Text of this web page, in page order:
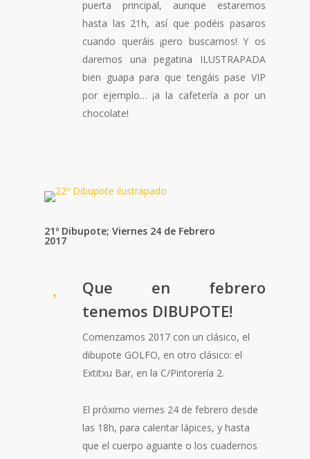
puerta principal, aunque estaremos
hasta las 21h, así que podéis pasaros
cuando queráis ¡pero buscarnos! Y os
daremos una pegatina ILUSTRAPADA
bien guapa para que tengáis pase VIP
por ejemplo… ¡a la cafetería a por un
chocolate!
21º Dibupote; Viernes 24 de Febrero
2017
Que en febrero
tenemos DIBUPOTE!
Comenzamos 2017 con un clásico, el
dibupote GOLFO, en otro clásico: el
Extitxu Bar, en la C/Pintorería 2.
El próximo viernes 24 de febrero desde
las 18h, para calentar lápices, y hasta
que el cuerpo aguante o los cuadernos